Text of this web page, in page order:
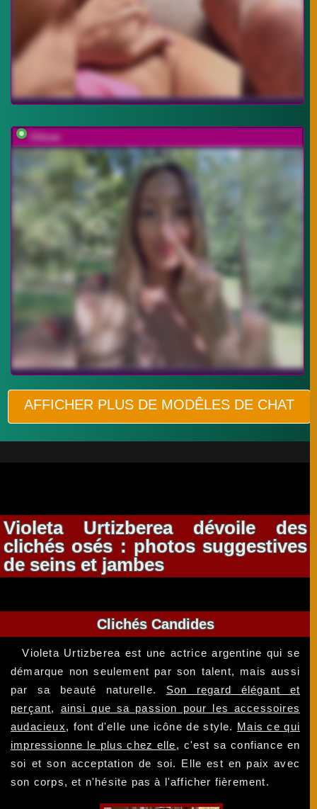
Chloee
AFFICHER PLUS DE MODÊLES DE CHAT
Violeta Urtizberea dévoile des
clichés osés : photos suggestives
de seins et jambes
Clichés Candides
Violeta Urtizberea est une actrice argentine qui se
démarque non seulement par son talent, mais aussi
par sa beauté naturelle. Son regard élégant et
perçant, ainsi que sa passion pour les accessoires
audacieux, font d'elle une icône de style. Mais ce qui
impressionne le plus chez elle, c'est sa confiance en
soi et son acceptation de soi. Elle est en paix avec
son corps, et n'hésite pas à l'afficher fièrement.